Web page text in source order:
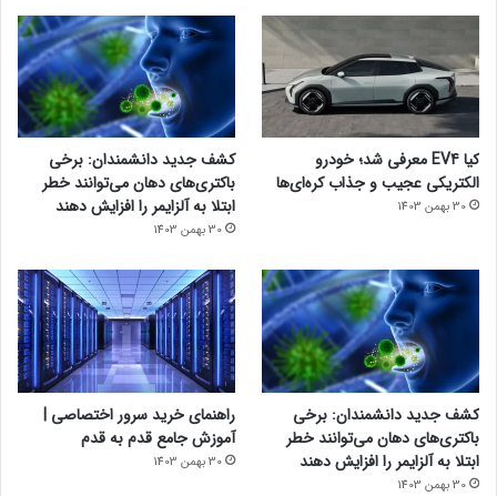
کیا EV4 معرفی شد؛ خودرو
الکتریکی عجیب و جذاب کره‌ای‌ها
30 بهمن 1403
کشف جدید دانشمندان: برخی
باکتری‌های دهان می‌توانند خطر
ابتلا به آلزایمر را افزایش دهند
30 بهمن 1403
کشف جدید دانشمندان: برخی
باکتری‌های دهان می‌توانند خطر
ابتلا به آلزایمر را افزایش دهند
30 بهمن 1403
راهنمای خرید سرور اختصاصی |
آموزش جامع قدم به قدم
30 بهمن 1403